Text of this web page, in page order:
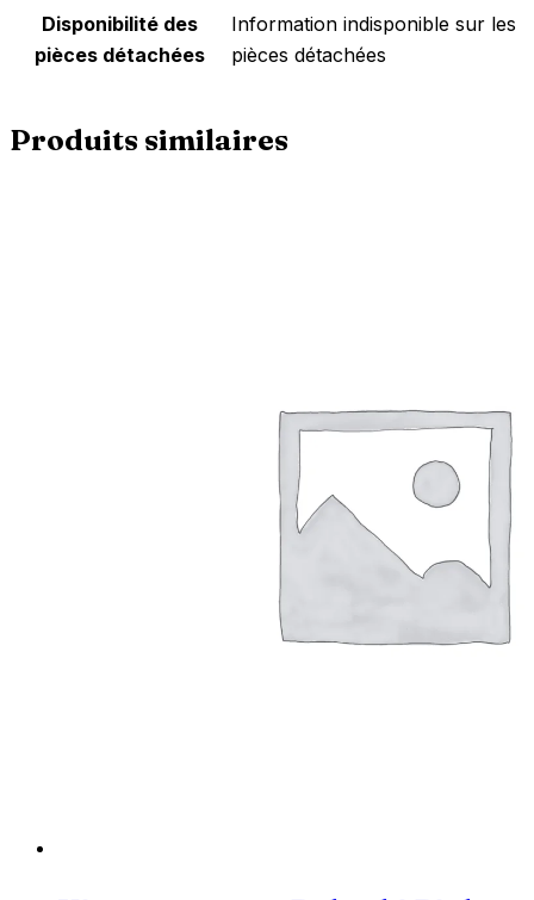
Disponibilité des
pièces détachées
‎Information indisponible sur les
pièces détachées
Produits similaires